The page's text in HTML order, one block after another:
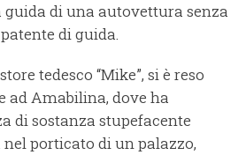
guida di una autovettura senza
di guida.
tedesco “Mike”, si è reso
ad Amabilina, dove ha
di sostanza stupefacente
porticato di un palazzo,